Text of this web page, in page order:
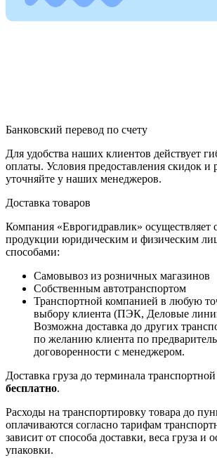
Банковский перевод по счету
Для удобства наших клиентов действует
оплаты. Условия предоставления скидок и
уточняйте у наших менеджеров.
Доставка товаров
Компания «Еврогидравлик» осуществляет
продукции юридическим и физическим
способами:
Самовывоз из розничных магазинов
Собственным автотранспортом
Транспортной компанией в любую
выбору клиента (ПЭК, Деловые
Возможна доставка до других
по желанию клиента по
договоренности с менеджером.
Доставка груза до терминала
бесплатно.
Расходы на транспортировку товара до
оплачиваются согласно тарифам
зависит от способа доставки, веса груза и
упаковки.